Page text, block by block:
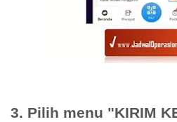
3. Pilih menu "KIRIM